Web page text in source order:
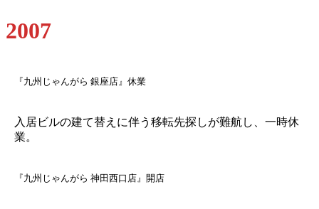
2007
『九州じゃんがら 銀座店』休業
入居ビルの建て替えに伴う移転先探しが難航し、一時休
業。
『九州じゃんがら 神田西口店』開店